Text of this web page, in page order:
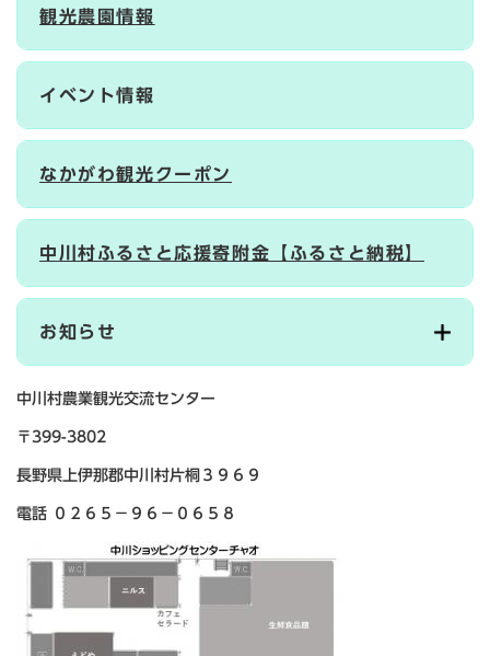
観光農園情報
イベント情報
なかがわ観光クーポン
中川村ふるさと応援寄附金【ふるさと納税】
お知らせ
中川村農業観光交流センター
〒399-3802
長野県上伊那郡中川村片桐３９６９
電話 ０２６５－９６－０６５８